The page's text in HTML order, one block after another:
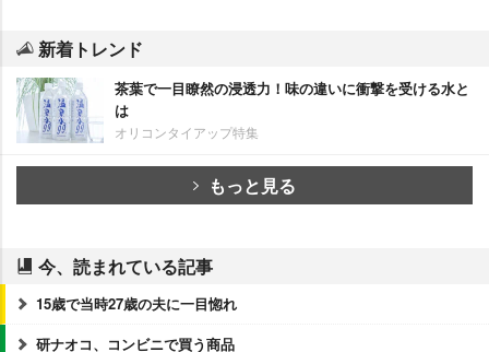
新着トレンド
茶葉で一目瞭然の浸透力！味の違いに衝撃を受ける水と
は
オリコンタイアップ特集
もっと見る
今、読まれている記事
15歳で当時27歳の夫に一目惚れ
研ナオコ、コンビニで買う商品